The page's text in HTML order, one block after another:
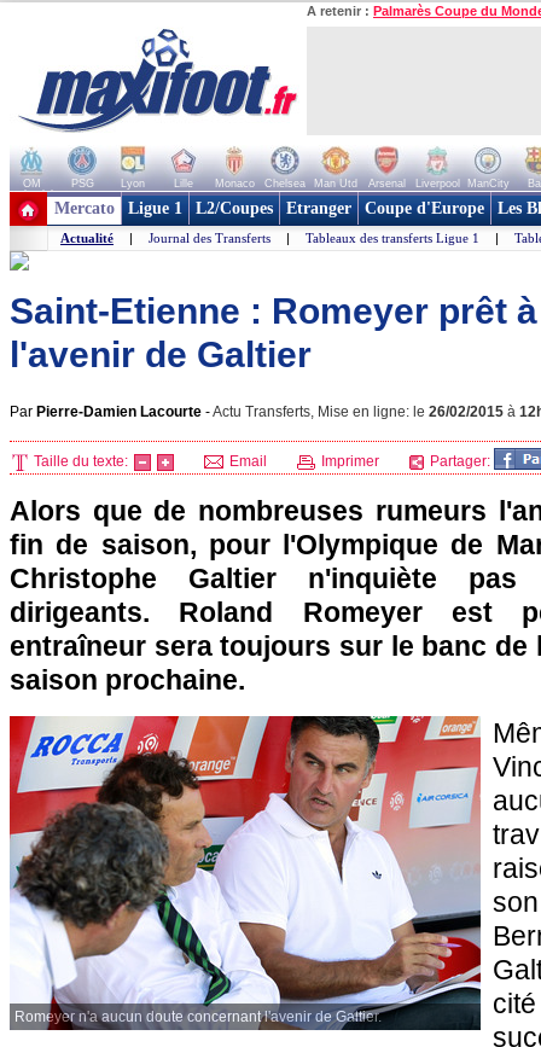
A retenir : Palmarès Coupe du
OM PSG Lyon Lille Monaco Chelsea Man Utd Arsenal Liverpool ManCity
+ de clubs
Mercato Ligue 1 L2/Coupes Etranger Coupe d'Europe Les
Actualité | Journal des Transferts | Tableaux des transferts Ligue 1 |
Saint-Etienne : Romeyer prêt
l'avenir de Galtier
Par Pierre-Damien Lacourte -Actu Transferts, Mise en ligne: le 26/02/2015 à
Taille du texte: Email Imprimer Partager:
Alors que de nombreuses rumeurs
fin de saison, pour l'Olympique de
Christophe Galtier n'inquiète
dirigeants. Roland Romeyer est
entraîneur sera toujours sur le banc de
saison prochaine.
Romeyer n'a aucun doute concernant l'avenir de Galtier.